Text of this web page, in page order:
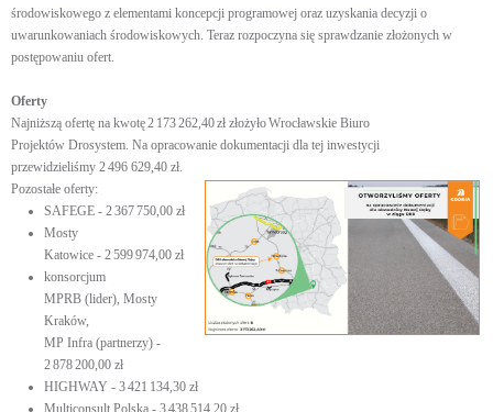
środowiskowego z elementami koncepcji programowej oraz uzyskania decyzji o
uwarunkowaniach środowiskowych. Teraz rozpoczyna się sprawdzanie złożonych w
postępowaniu ofert.
Oferty
Najniższą ofertę na kwotę 2 173 262,40 zł złożyło Wrocławskie Biuro
Projektów Drosystem. Na opracowanie dokumentacji dla tej inwestycji
przewidzieliśmy 2 496 629,40 zł.
Pozostałe oferty:
SAFEGE - 2 367 750,00 zł
Mosty
Katowice - 2 599 974,00 zł
konsorcjum
MPRB (lider), Mosty
Kraków,
MP Infra (partnerzy) -
2 878 200,00 zł
HIGHWAY - 3 421 134,30 zł
Multiconsult Polska - 3 438 514,20 zł